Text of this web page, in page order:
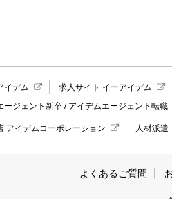
イデム 求人サイト イーアイデム
ージェント新卒 / アイデムエージェント転職
アイデムコーポレーション 人材派
よくあるご質問